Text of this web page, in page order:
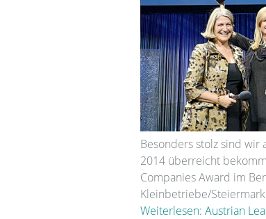
Besonders stolz sind wir
2014 überreicht
Companies Award im
Kleinbetriebe/
Weiterlesen: Austrian